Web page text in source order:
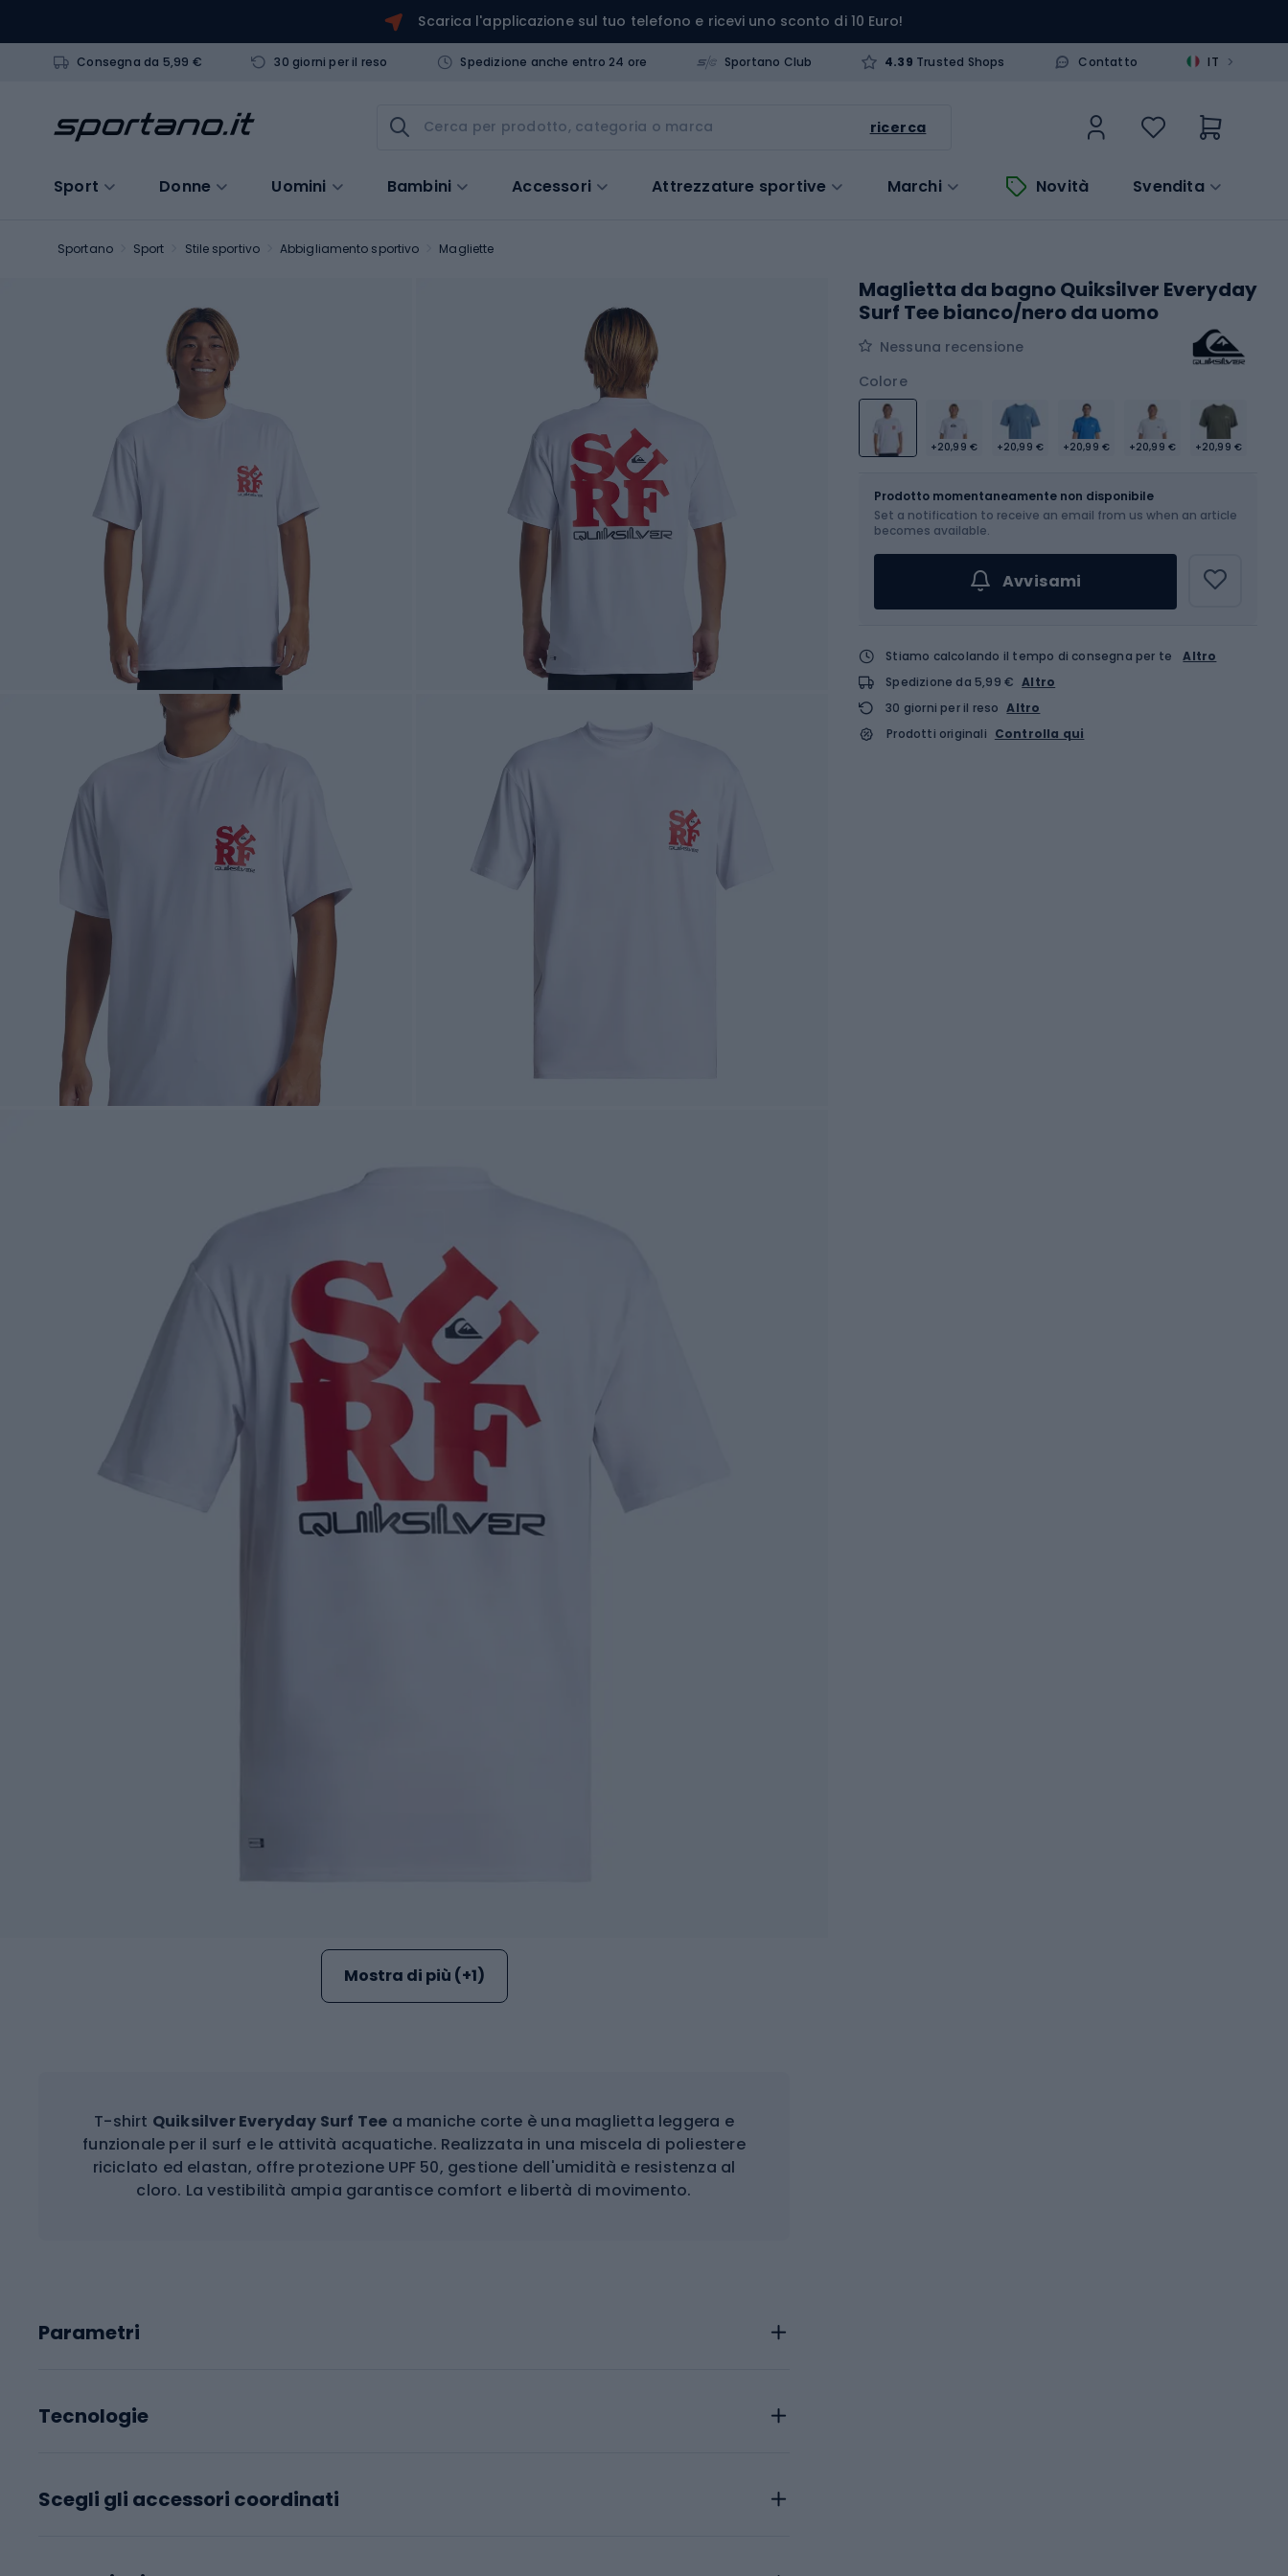
Scarica l'applicazione sul tuo telefono e ricevi uno sconto di 10 Euro!
Consegna da 5,99 € 30 giorni per il reso Spedizione anche entro 24 ore Sportano Club 4.39 Trusted Shops Contatto IT >
ricerca
Sport Donne Uomini Bambini Accessori Attrezzature sportive Marchi Novità Svendita
Sportano Sport Stile sportivo Abbigliamento sportivo Magliette
Mostra di più (+1)
T-shirt Quiksilver Everyday Surf Tee a maniche corte è una maglietta leggera e
funzionale per il surf e le attività acquatiche. Realizzata in una miscela di poliestere
riciclato ed elastan, offre protezione UPF 50, gestione dell'umidità e resistenza al
cloro. La vestibilità ampia garantisce comfort e libertà di movimento.
Parametri
Tecnologie
Scegli gli accessori coordinati
Maglietta da bagno Quiksilver Everyday
Surf Tee bianco/nero da uomo
Nessuna recensione
Colore
+20,99 € +20,99 € +20,99 € +20,99 € +20,99 €
Scegli un'opzione...
Prodotto momentaneamente non disponibile
Set a notification to receive an email from us when an article
becomes available.
Avvisami
Stiamo calcolando il tempo di consegna per te
Altro
Spedizione da 5,99 € Altro
30 giorni per il reso Altro
Prodotti originali Controlla qui